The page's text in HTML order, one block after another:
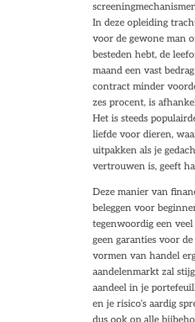
In deze opleiding
voor de gewone man
besteden hebt, de
maand een vast
contract minder
zes procent, is
Het is steeds
liefde voor dieren,
uitpakken als je
vertrouwen is, geeft
Deze manier van
beleggen voor
tegenwoordig een
geen garanties voor
vormen van handel
aandelenmarkt zal
aandeel in je
en je risico’s aardig
dus ook op alle